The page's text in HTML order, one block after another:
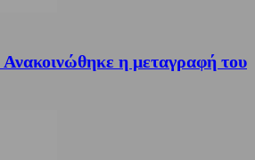
η μεταγραφή του